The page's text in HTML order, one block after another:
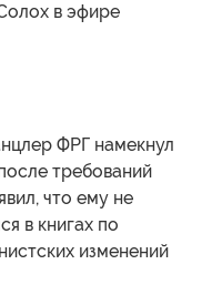
в эфире
ФРГ намекнул
требований
что ему не
в книгах по
изменений